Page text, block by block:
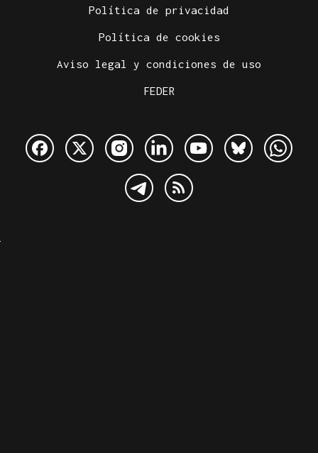
Política de privacidad
Política de cookies
Aviso legal y condiciones de uso
FEDER